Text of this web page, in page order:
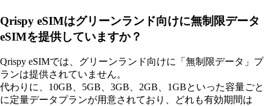
Qrispy eSIMはグリーンランド向けに無制限データ
eSIMを提供していますか？
Qrispy eSIMでは、グリーンランド向けに「無制限データ」プ
ランは提供されていません。
代わりに、10GB、5GB、3GB、2GB、1GBといった容量ごと
に定量データプランが用意されており、どれも有効期間は